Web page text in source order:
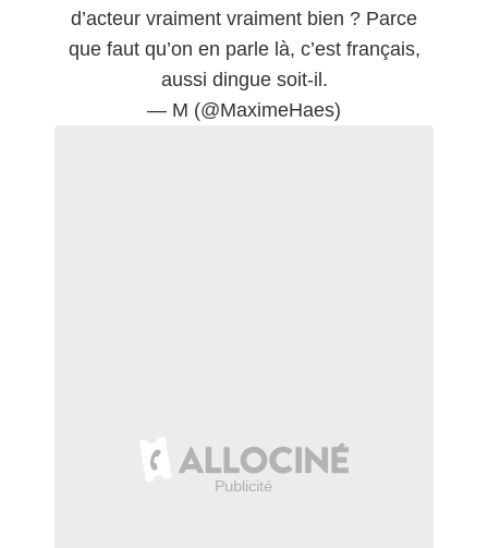
d’acteur vraiment vraiment bien ? Parce
que faut qu’on en parle là, c’est français,
aussi dingue soit-il.
— M (@MaximeHaes)